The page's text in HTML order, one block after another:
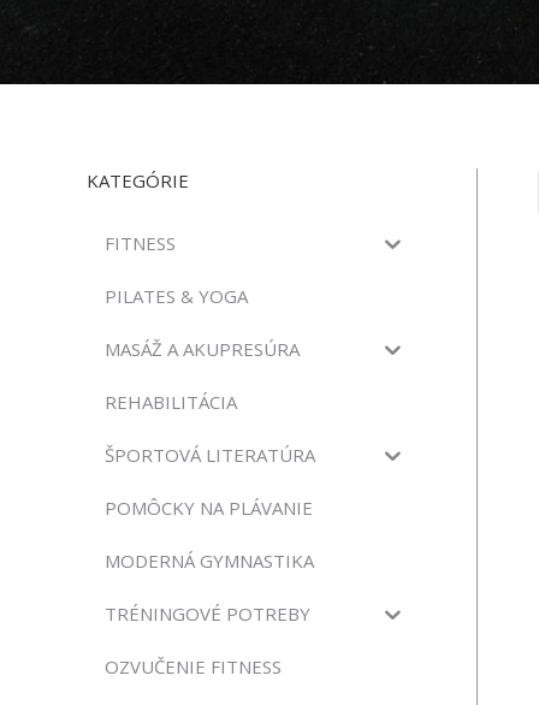
KATEGÓRIE
FITNESS
PILATES & YOGA
MASÁŽ A AKUPRESÚRA
REHABILITÁCIA
ŠPORTOVÁ LITERATÚRA
POMÔCKY NA PLÁVANIE
MODERNÁ GYMNASTIKA
TRÉNINGOVÉ POTREBY
OZVUČENIE FITNESS